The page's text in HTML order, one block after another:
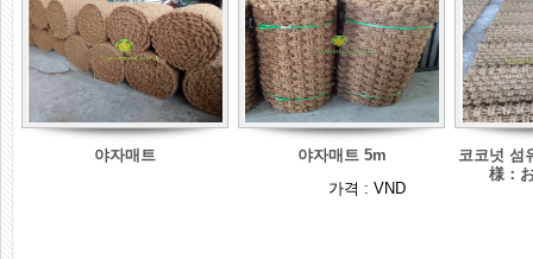
야자매트
가격 : VND
야자매트 5m
코코넛 섬
様：